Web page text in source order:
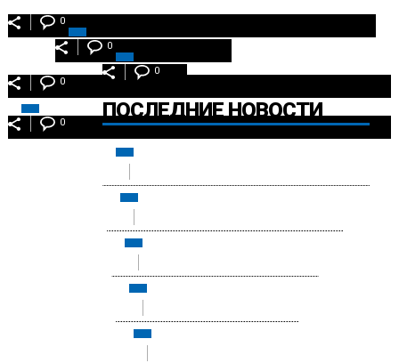
0
0
0
0
0
ПОСЛЕДНИЕ НОВОСТИ